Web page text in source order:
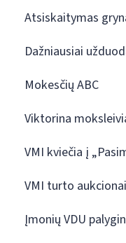
Atsiskaitymas
Dažniausiai
Mokesčių ABC
Viktorina
VMI kviečia į
VMI turto aukcionai
Įmonių VDU